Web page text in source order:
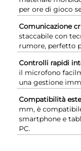
per ore di gioco
Comunicazione
staccabile con
rumore, perfetto
Controlli rapidi
il microfono
una gestione
Compatibilità
mm, è
smartphone e
PC.